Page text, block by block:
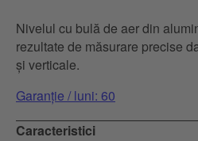
Nivelul cu bulă de aer din
rezultate de măsurare precise
și verticale.
Garanție / luni: 60
Caracteristici